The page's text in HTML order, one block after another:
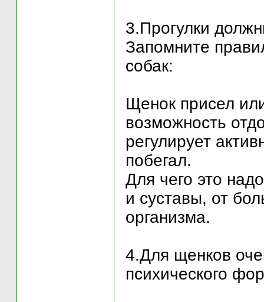
3.Прогулки
Запомните
собак:
Щенок присел
возможность
регулирует
побегал.
Для чего это
и суставы, от
организма.
4.Для щенков
психического